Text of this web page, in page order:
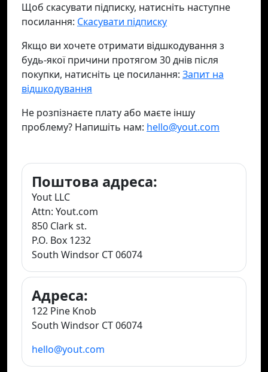
Щоб скасувати підписку, натисніть наступне
посилання: Скасувати підписку
Якщо ви хочете отримати відшкодування з
будь-якої причини протягом 30 днів після
покупки, натисніть це посилання: Запит на
відшкодування
Не розпізнаєте плату або маєте іншу
проблему? Напишіть нам: hello@yout.com
Поштова адреса:
Yout LLC
Attn: Yout.com
850 Clark st.
P.O. Box 1232
South Windsor CT 06074
Адреса:
122 Pine Knob
South Windsor CT 06074
hello@yout.com